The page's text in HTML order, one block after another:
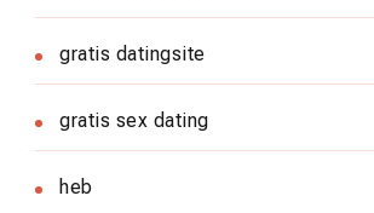
gratis datingsite
gratis sex dating
heb